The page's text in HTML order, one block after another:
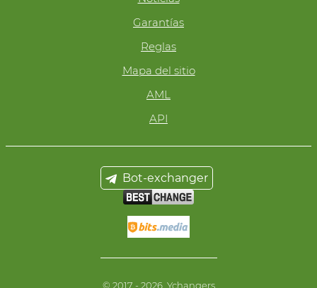
Garantías
Reglas
Mapa del sitio
AML
API
Bot-exchanger
© 2017 - 2026, Ychangers